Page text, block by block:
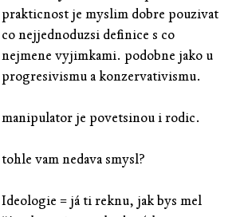
prakticnost je myslim dobre pouzivat
co nejjednoduzsi definice s co
nejmene vyjimkami. podobne jako u
progresivismu a konzervativismu.
manipulator je povetsinou i rodic.
tohle vam nedava smysl?
Ideologie = já ti reknu, jak bys mel